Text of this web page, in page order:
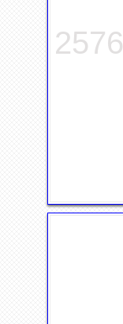
2576